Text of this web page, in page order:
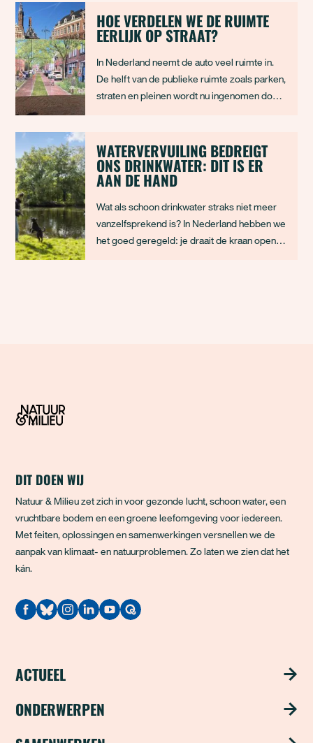
daardoor snel over daken, wegen en pleinen,
neemt vervuiling mee en komt direct terecht
HOE VERDELEN WE DE RUIMTE
EERLIJK OP STRAAT?
In Nederland neemt de auto veel ruimte in.
De helft van de publieke ruimte zoals parken,
straten en pleinen wordt nu ingenomen door
aandacht is voor vervoersmiddelen die
minder ruimte innemen, zoals voetgangers,
fietser
WATERVERVUILING BEDREIGT
ONS DRINKWATER: DIT IS ER
AAN DE HAND
Wat als schoon drinkwater straks niet meer
vanzelfsprekend is? In Nederland hebben we
het goed geregeld: je draait de kraan open
DIT DOEN WIJ
Natuur & Milieu zet zich in voor gezonde lucht, schoon water, een
vruchtbare bodem en een groene leefomgeving voor iedereen.
Met feiten, oplossingen en samenwerkingen versnellen we de
aanpak van klimaat- en natuurproblemen. Zo laten we zien dat het
kán.
Quodari
ACTUEEL
Nieuws
ONDERWERPEN
Schoon water